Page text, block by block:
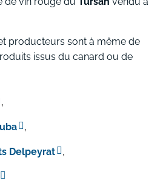
producteurs sont à même de
issus du canard ou de
,
,
Delpeyrat ,